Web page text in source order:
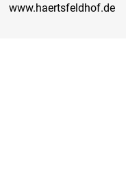
www.haertsfeldhof.de